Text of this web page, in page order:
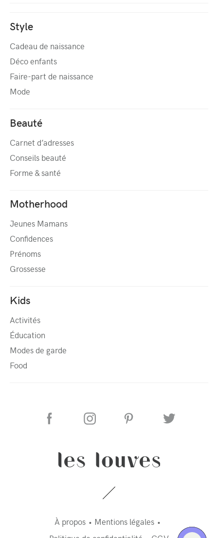
Style
Cadeau de naissance
Déco enfants
Faire-part de naissance
Mode
Beauté
Carnet d’adresses
Conseils beauté
Forme & santé
Motherhood
Jeunes Mamans
Confidences
Prénoms
Grossesse
Kids
Activités
Éducation
Modes de garde
Food
À propos
Mentions légales